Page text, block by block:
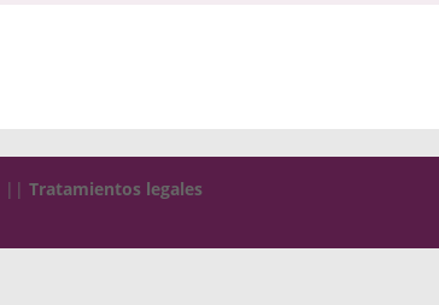
||Tratamientos legales